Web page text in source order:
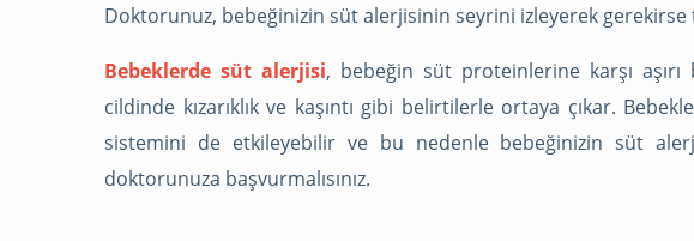
Doktorunuz, bebeğinizin süt alerjisinin seyrini izleyerek
Bebeklerde süt alerjisi, bebeğin süt proteinlerine karşı
cildinde kızarıklık ve kaşıntı gibi belirtilerle ortaya çıkar.
sistemini de etkileyebilir ve bu nedenle bebeğinizin süt
doktorunuza başvurmalısınız.